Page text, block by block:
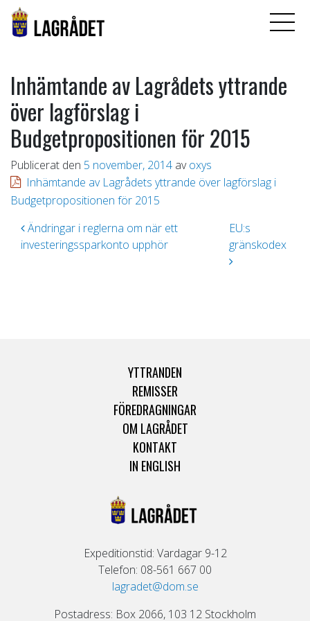
Inhämtande av Lagrådets yttrande
över lagförslag i
Budgetpropositionen för 2015
Publicerat den 5 november, 2014 av oxys
Inhämtande av Lagrådets yttrande över lagförslag i
Budgetpropositionen för 2015
Inläggsnavigering
Ändringar i reglerna om när ett
investeringssparkonto upphör
EU:s
gränskodex
YTTRANDEN
REMISSER
FÖREDRAGNINGAR
OM LAGRÅDET
KONTAKT
IN ENGLISH
Expeditionstid: Vardagar 9-12
Telefon: 08-561 667 00
lagradet@dom.se
Postadress: Box 2066, 103 12 Stockholm